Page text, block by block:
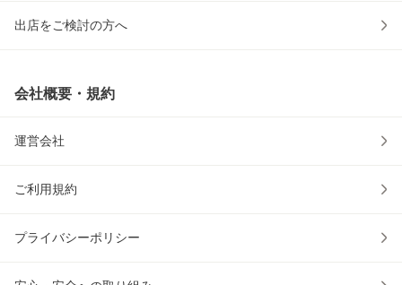
出店をご検討の方へ
会社概要・規約
運営会社
ご利用規約
プライバシーポリシー